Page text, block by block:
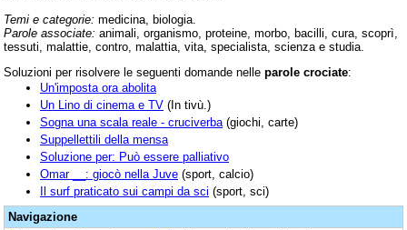
Temi e categorie: medicina, biologia.
Parole associate: animali, organismo, proteine, morbo, bacilli, cura, scoprì,
tessuti, malattie, contro, malattia, vita, specialista, scienza e studia.
Soluzioni per risolvere le seguenti domande nelle parole crociate:
Un'imposta ora abolita
Un Lino di cinema e TV (In tivù.)
Sogna una scala reale - cruciverba (giochi, carte)
Suppellettili della mensa
Soluzione per: Può essere palliativo
Omar __: giocò nella Juve (sport, calcio)
Il surf praticato sui campi da sci (sport, sci)
Navigazione